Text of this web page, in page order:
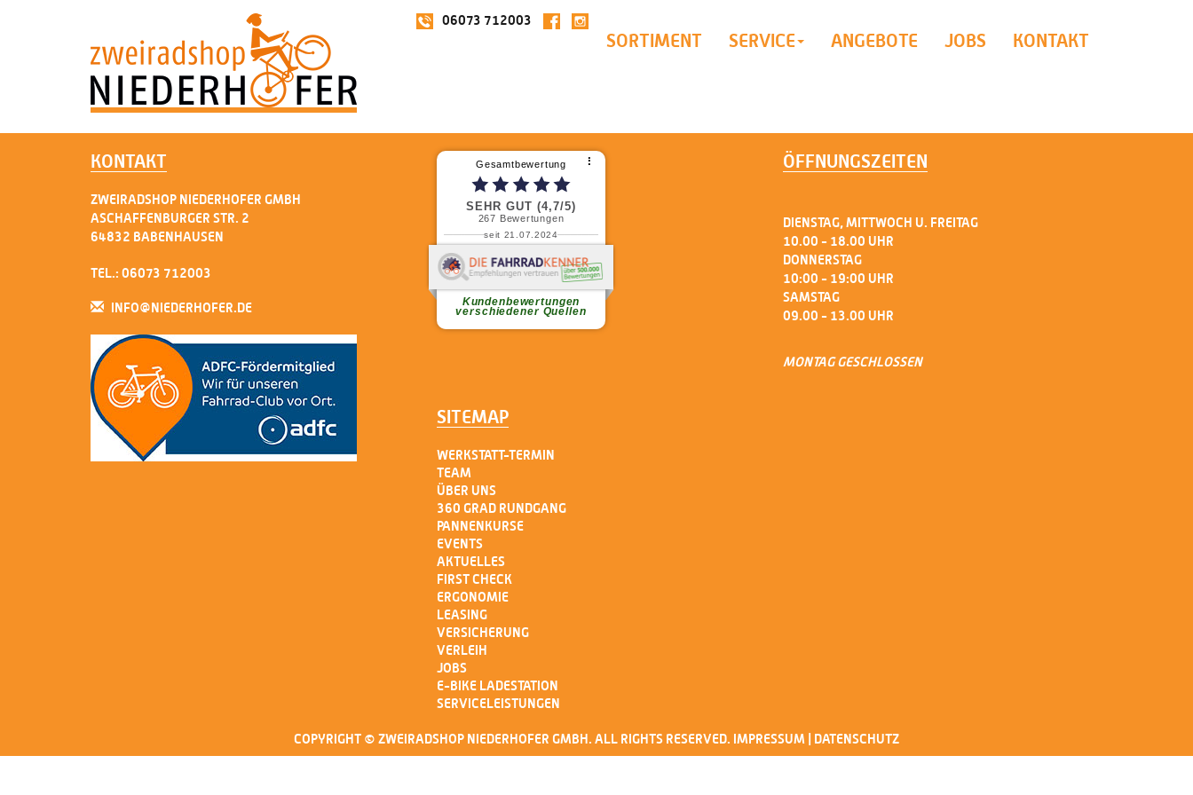
SORTIMENT SERVICE ANGEBOTE JOBS KONTAKT
06073 712003
KONTAKT
ZWEIRADSHOP NIEDERHOFER GMBH
ASCHAFFENBURGER STR. 2
64832 BABENHAUSEN
TEL.: 06073 712003
INFO@NIEDERHOFER.DE
Gesamtbewertung ⠇
SEHR GUT (4,7/5)
267 Bewertungen
seit 21.07.2024
Kundenbewertungen
verschiedener Quellen
weiterlesen
ÖFFNUNGSZEITEN
DIENSTAG, MITTWOCH U. FREITAG
10.00 - 18.00 UHR
DONNERSTAG
10:00 - 19:00 UHR
SAMSTAG
09.00 - 13.00 UHR
MONTAG GESCHLOSSEN
SITEMAP
WERKSTATT-TERMIN
TEAM
ÜBER UNS
360 GRAD RUNDGANG
PANNENKURSE
EVENTS
AKTUELLES
FIRST CHECK
ERGONOMIE
LEASING
VERSICHERUNG
VERLEIH
JOBS
E-BIKE LADESTATION
SERVICELEISTUNGEN
COPYRIGHT © ZWEIRADSHOP NIEDERHOFER GMBH. ALL RIGHTS RESERVED. IMPRESSUM | DATENSCHUTZ